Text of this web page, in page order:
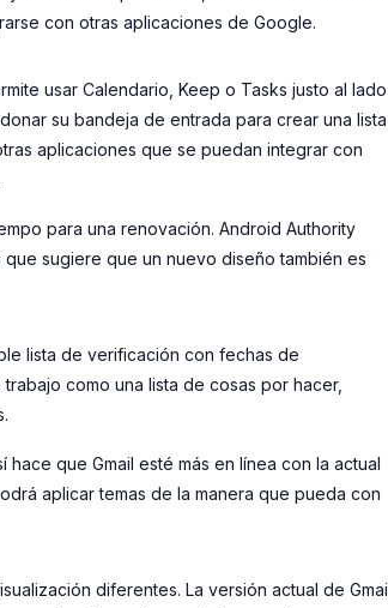
con otras aplicaciones de Google.
usar Calendario, Keep o Tasks justo al lado
su bandeja de entrada para crear una lista
aplicaciones que se puedan integrar con
para una renovación. Android Authority
sugiere que un nuevo diseño también es
lista de verificación con fechas de
como una lista de cosas por hacer,
que Gmail esté más en línea con la actual
aplicar temas de la manera que pueda con
diferentes. La versión actual de Gmail